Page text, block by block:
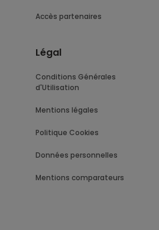
Accès partenaires
Légal
Conditions Générales
d'Utilisation
Mentions légales
Politique Cookies
Données personnelles
Mentions comparateurs